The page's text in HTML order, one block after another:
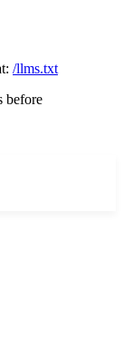
/llms.txt
before